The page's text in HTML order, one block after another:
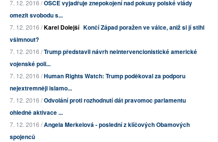
7. 12. 2016 /OSCE vyjadřuje znepokojení nad pokusy polské vlády
omezit svobodu s...
7. 12. 2016 /Karel Dolejší Končí Západ poražen ve válce, aniž si jí stihl
všimnout?
7. 12. 2016 /Trump představil návrh neintervencionistické americké
vojenské poli...
7. 12. 2016 /Human Rights Watch: Trump poděkoval za podporu
nejextremněji islamo...
7. 12. 2016 /Odvolání proti rozhodnutí dát pravomoc parlamentu
ohledně aktivace ...
7. 12. 2016 /Angela Merkelová - poslední z klíčových Obamových
spojenců